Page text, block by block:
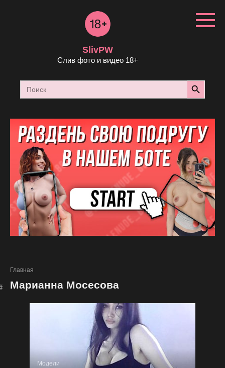
SlivPW
Слив фото и видео 18+
Search
for:
Search Button
Главная
Марианна Мосесова
Модели